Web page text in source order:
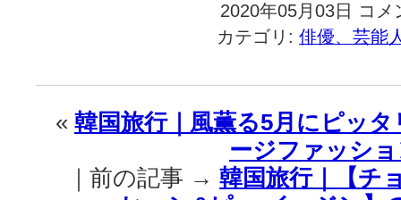
2020年05月03日
韓
国
旅
｜
婦
の
世
界』
コメ
カテゴリ: 俳優、芸能
« 韓国旅行｜風薫る5月にピッ
ージファッシ
｜前の記事 → 韓国旅行｜【チ